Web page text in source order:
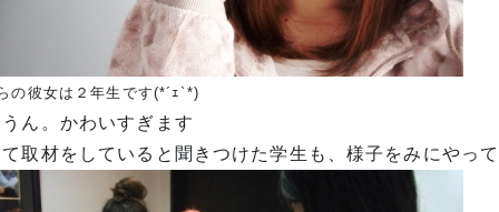
の彼女は２年生です(*´ｪ`*)
ん。かわいすぎます
取材をしていると聞きつけた学生も、様子をみにやって